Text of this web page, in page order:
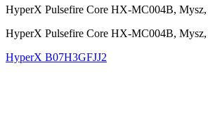
HyperX Pulsefire Core HX-MC004B,
HyperX Pulsefire Core HX-MC004B,
HyperX B07H3GFJJ2